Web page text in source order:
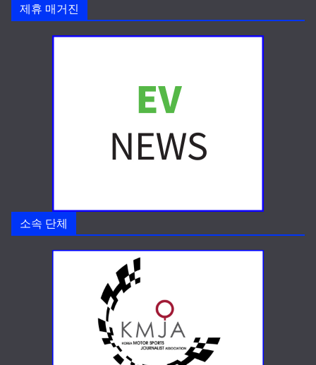
제휴 매거진
소속 단체